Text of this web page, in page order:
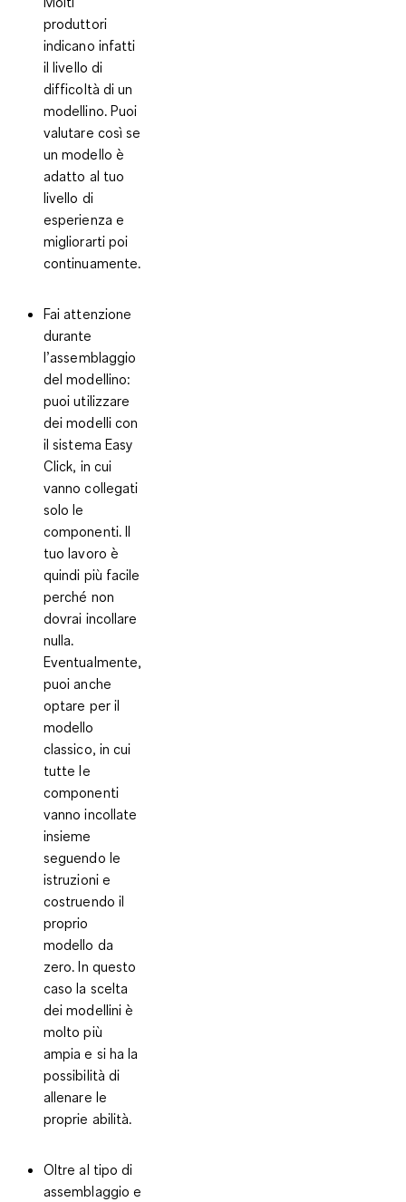
produttori
indicano infatti
il livello di
difficoltà di un
modellino. Puoi
valutare così se
un modello è
adatto al tuo
livello di
esperienza e
migliorarti poi
continuamente.
Fai attenzione
durante
l’assemblaggio
del modellino:
puoi utilizzare
dei modelli con
ilsistema Easy
Click, in cui
vanno collegati
solo le
componenti. Il
tuo lavoro è
quindi più facile
perché non
dovrai incollare
nulla.
Eventualmente,
puoi anche
optare per il
modello
classico, in cui
tutte le
componenti
vanno incollate
insieme
seguendo le
istruzioni e
costruendo il
proprio
modello da
zero. In questo
caso la scelta
dei modellini è
molto più
ampia e si ha la
possibilità di
allenare le
proprie abilità.
Oltre al tipo di
assemblaggio e